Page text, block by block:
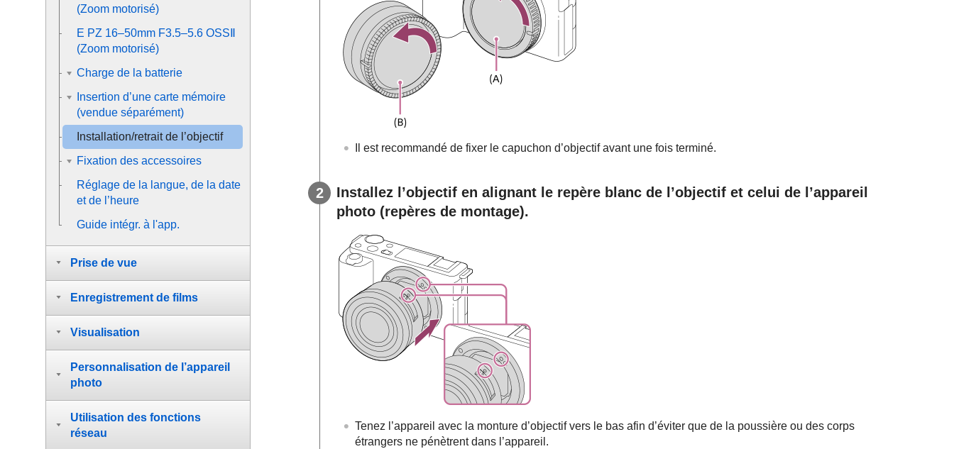
Il est recommandé de fixer le capuchon d’objectif avant une fois terminé.
Installez l’objectif en alignant le repère blanc de l’objectif et celui de l’appareil
photo (repères de montage).
Tenez l’appareil avec la monture d’objectif vers le bas afin d’éviter que de la poussière ou des corps
étrangers ne pénètrent dans l’appareil.
(Zoom motorisé)
E PZ 16–50mm F3.5–5.6 OSSⅡ
(Zoom motorisé)
Charge de la batterie
Insertion d’une carte mémoire
(vendue séparément)
Installation/retrait de l’objectif
Fixation des accessoires
Réglage de la langue, de la date
et de l’heure
Guide intégr. à l'app.
Prise de vue
Enregistrement de films
Visualisation
Personnalisation de l’appareil
photo
Utilisation des fonctions
réseau